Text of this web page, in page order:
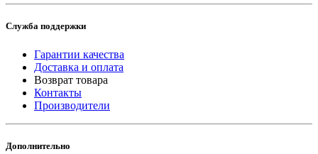
Служба поддержки
Гарантии качества
Доставка и оплата
Возврат товара
Контакты
Производители
Дополнительно